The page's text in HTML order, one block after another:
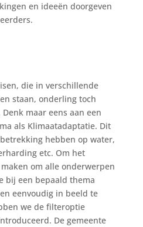
en ideeën doorgeven
die in verschillende
staan, onderling toch
maar eens aan een
als Klimaatadaptatie. Dit
hebben op water,
etc. Om het
om alle onderwerpen
bij een bepaald thema
eenvoudig in beeld te
we de filteroptie
De gemeente